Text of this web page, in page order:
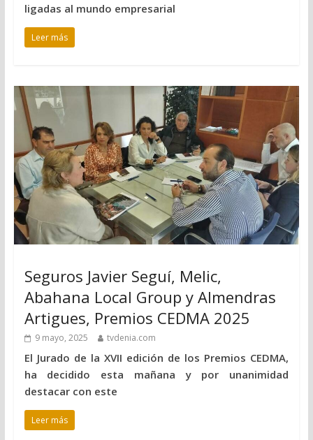
ligadas al mundo empresarial
Leer más
Seguros Javier Seguí, Melic,
Abahana Local Group y Almendras
Artigues, Premios CEDMA 2025
9 mayo, 2025 tvdenia.com
El Jurado de la XVII edición de los Premios CEDMA,
ha decidido esta mañana y por unanimidad
destacar con este
Leer más